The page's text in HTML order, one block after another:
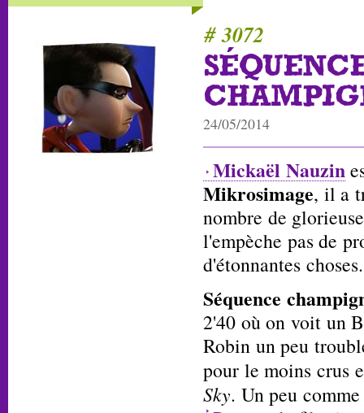
# 3072
24/05/2014
Mickaël Nauzin
Mikrosimage, il a
nombre de
l'empèche pas de
d'étonnantes choses.
Séquence
2'40 où on voit un
Robin un peu
pour le moins crus
Sky. Un peu